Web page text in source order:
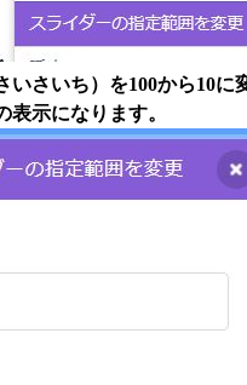
いさいち）を100から10に
表示になります。